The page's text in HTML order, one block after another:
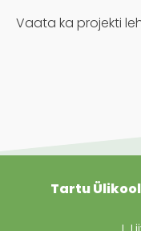
Vaata ka projekti
Tartu